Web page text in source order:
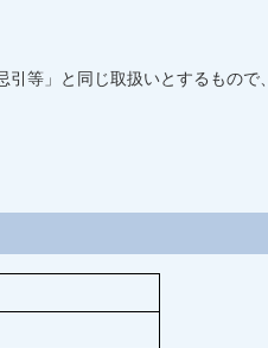
等」と同じ取扱いとするもので、